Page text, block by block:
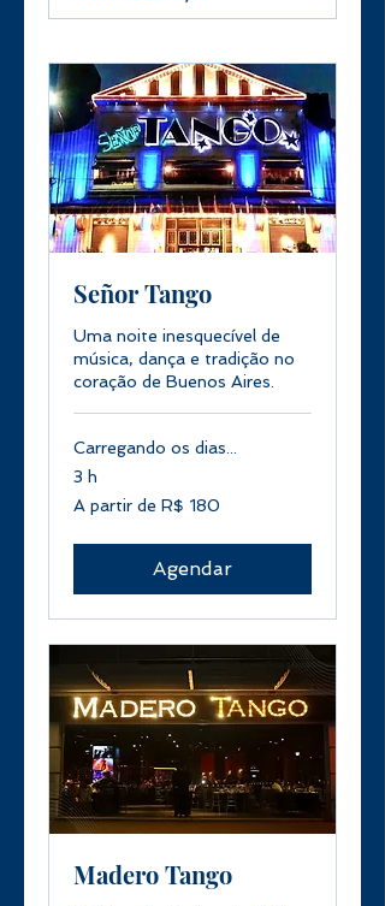
Señor Tango
Uma noite inesquecível de
música, dança e tradição no
coração de Buenos Aires.
Carregando os dias...
3 h
A
partir
A partir de R$ 180
Agendar
Madero Tango